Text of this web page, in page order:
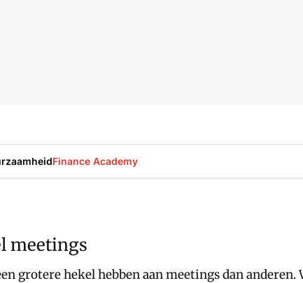
Finance Academy
meetings
grotere hekel hebben aan meetings dan